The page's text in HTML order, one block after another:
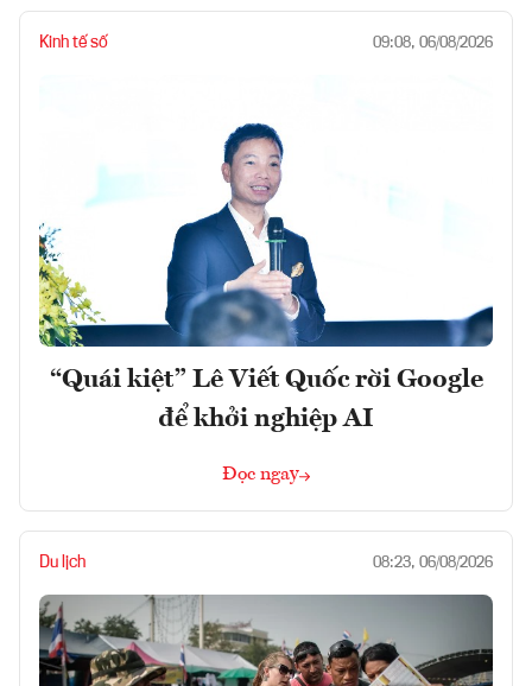
Kinh tế số 09:08, 06/08/2026
“Quái kiệt” Lê Viết Quốc rời Google
để khởi nghiệp AI
Đọc ngay
Du lịch 08:23, 06/08/2026